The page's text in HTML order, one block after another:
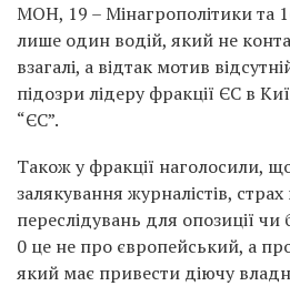
МОН, 19 – Мінагрополітики та
лише один водій, який не
взагалі, а відтак мотив
підозри лідеру фракції ЄС в
“ЄС”.
Також у фракції наголосили, що
залякування журналістів,
переслідувань для опозиції
0 це не про європейський, а
який має привести діючу